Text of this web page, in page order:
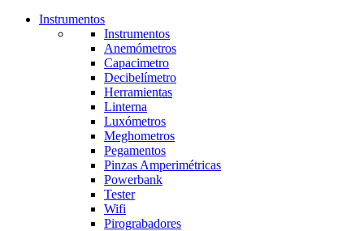
Instrumentos
Instrumentos
Anemómetros
Capacimetro
Decibelímetro
Herramientas
Linterna
Luxómetros
Meghometros
Pegamentos
Pinzas Amperimétricas
Powerbank
Tester
Wifi
Pirograbadores